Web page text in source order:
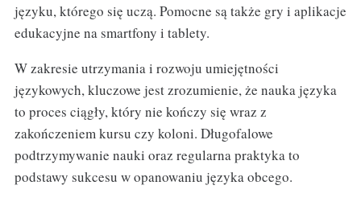
języku, którego się uczą. Pomocne są także gry i aplikacje
edukacyjne na smartfony i tablety.
W zakresie utrzymania i rozwoju umiejętności
językowych, kluczowe jest zrozumienie, że nauka języka
to proces ciągły, który nie kończy się wraz z
zakończeniem kursu czy koloni. Długofalowe
podtrzymywanie nauki oraz regularna praktyka to
podstawy sukcesu w opanowaniu języka obcego.